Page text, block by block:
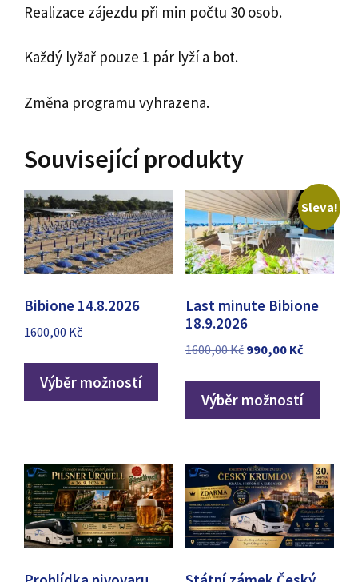
Realizace zájezdu při min počtu 30 osob.
Každý lyžař pouze 1 pár lyží a bot.
Změna programu vyhrazena.
Související produkty
Bibione 14.8.2026
1600,00 Kč
Výběr možností
Sleva!
Last minute Bibione
18.9.2026
1600,00Kč Původní
1600,00 Kč.
990,00 KčAktuální
990,00 Kč.
Výběr možností